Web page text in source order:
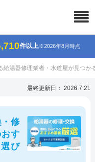
件以上※2026年8月時点
給湯器修理業者・水道屋が見つか
最終更新日： 2026.7.21
・修
す
び